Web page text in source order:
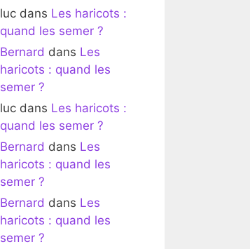
luc dans Les haricots :
quand les semer ?
Bernard dans Les
haricots : quand les
semer ?
luc dans Les haricots :
quand les semer ?
Bernard dans Les
haricots : quand les
semer ?
Bernard dans Les
haricots : quand les
semer ?